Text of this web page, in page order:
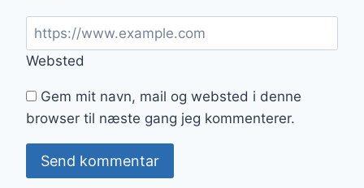
Websted
Gem mit navn, mail og websted i denne
browser til næste gang jeg kommenterer.